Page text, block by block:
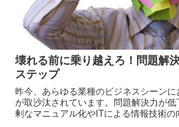
壊れる前に乗り越えろ！問題解
ステップ
昨今、あらゆる業種のビジネスシーン
が取沙汰されています。問題解決力が
剰なマニュアル化やITによる情報技術の